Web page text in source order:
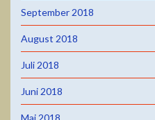
September 2018
August 2018
Juli 2018
Juni 2018
Mai 2018